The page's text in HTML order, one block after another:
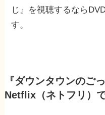
じ』を視聴するなら
す。
『ダウンタウンのご
Netflix（ネトフリ）